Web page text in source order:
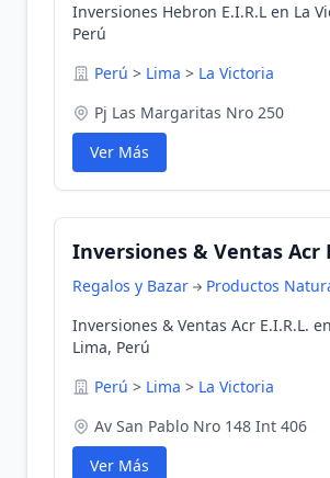
Inversiones Hebron E.I.R.L en La
Perú
Perú > Lima > La Victoria
Pj Las Margaritas Nro 250
Ver Más
Inversiones & Ventas Acr
Regalos y Bazar
Productos
Inversiones & Ventas Acr E.I.R.L.
Lima, Perú
Perú > Lima > La Victoria
Av San Pablo Nro 148 Int 406
Ver Más